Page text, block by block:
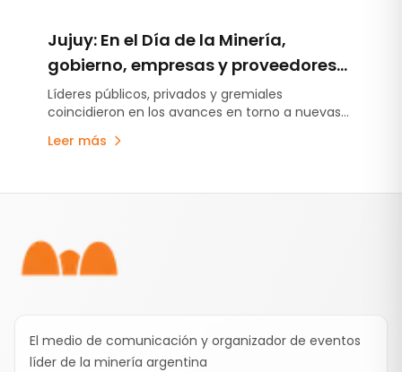
Jujuy: En el Día de la Minería,
gobierno, empresas y proveedores
destacaron el crecimiento del sector
Líderes públicos, privados y gremiales
coincidieron en los avances en torno a nuevas
inversiones, desarrollo local y sustentabilidad.
Leer más
El medio de comunicación y organizador de eventos
líder de la minería argentina